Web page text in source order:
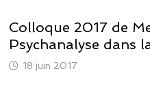
Colloque 2017 de
Psychanalyse dans
18 juin 2017